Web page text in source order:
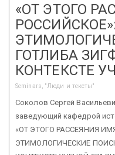
«ОТ ЭТОГО
ГОТЛИБА
КОНТЕКСТЕ
Seminars, "Люди и тексты"
Соколов Сергей
заведующий кафедрой
«ОТ ЭТОГО РАССЕЯНИЯ
ЭТИМОЛОГИЧЕСКИЕ